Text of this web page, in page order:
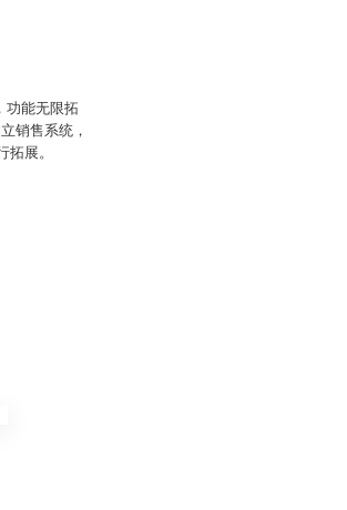
功能无限拓
销售系统，
展。